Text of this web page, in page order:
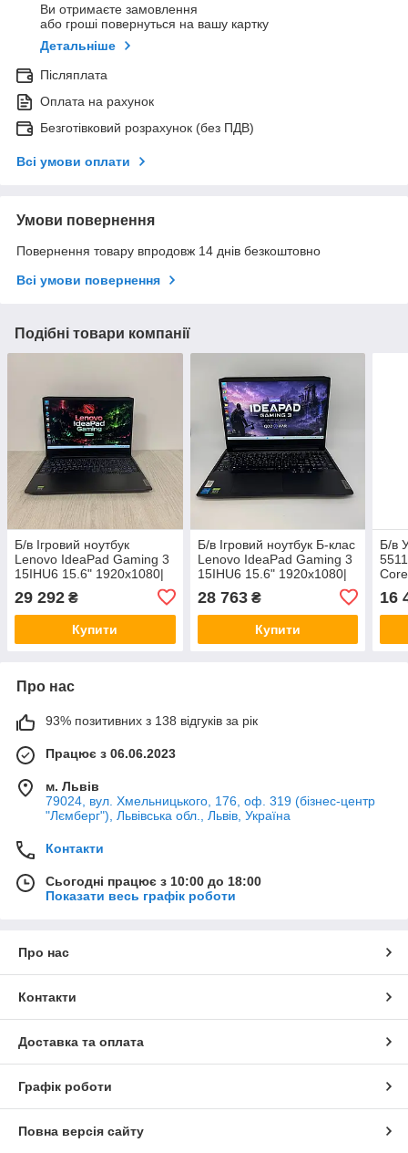
Ви отримаєте замовлення
або гроші повернуться на вашу картку
Детальніше
Післяплата
Оплата на рахунок
Безготівковий розрахунок (без ПДВ)
Всі умови оплати
Умови повернення
Повернення товару впродовж 14 днів безкоштовно
Всі умови повернення
Подібні товари компанії
Б/в Ігровий ноутбук
Lenovo IdeaPad Gaming 3
15IHU6 15.6" 1920x1080|
512GB SSD| RTX 3050
4GB
29 292 ₴
Купити
Б/в Ігровий ноутбук Б-клас
Lenovo IdeaPad Gaming 3
15IHU6 15.6" 1920x1080|
512GB SSD| RTX 3050
4GB
28 763₴
Купити
Б/в
16
Про нас
93% позитивних з 138 відгуків за рік
Працює з 06.06.2023
м. Львів
79024, вул. Хмельницького, 176, оф. 319 (бізнес-центр
"Лємберг"), Львівська обл., Львів, Україна
Контакти
Сьогодні працює з 10:00 до 18:00
Показати весь графік роботи
Про нас
Контакти
Доставка та оплата
Графік роботи
Повна версія сайту